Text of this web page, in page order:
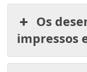
Os
impressos